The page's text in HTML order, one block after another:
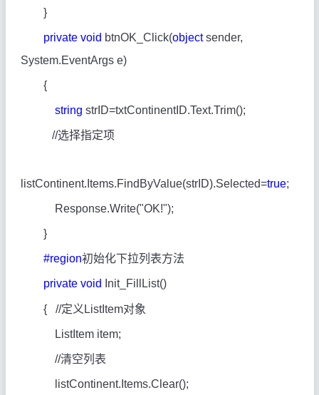
}
private void btnOK_Click(objectsender,
System.EventArgs e)
{
string strID=txtContinentID.Text.Trim();
//选择指定项
listContinent.Items.FindByValue(strID).Selected=true;
Response.Write("OK!");
}
#region初始化下拉列表方法
private void Init_FillList()
{ //定义ListItem对象
ListItem item;
//清空列表
listContinent.Items.Clear();